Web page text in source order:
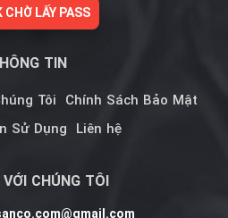
CHỜ LẤY PASS
TIN
Tôi
Chính Sách Bảo Mật
Sử Dụng
Liên hệ
VỚI CHÚNG TÔI